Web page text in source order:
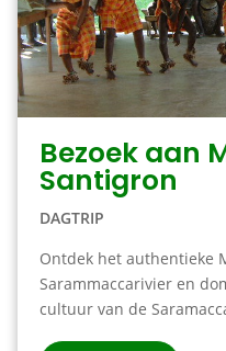
Bezoek aan
Santigron
DAGTRIP
Ontdek het authentieke
Sarammaccarivier en
cultuur van de